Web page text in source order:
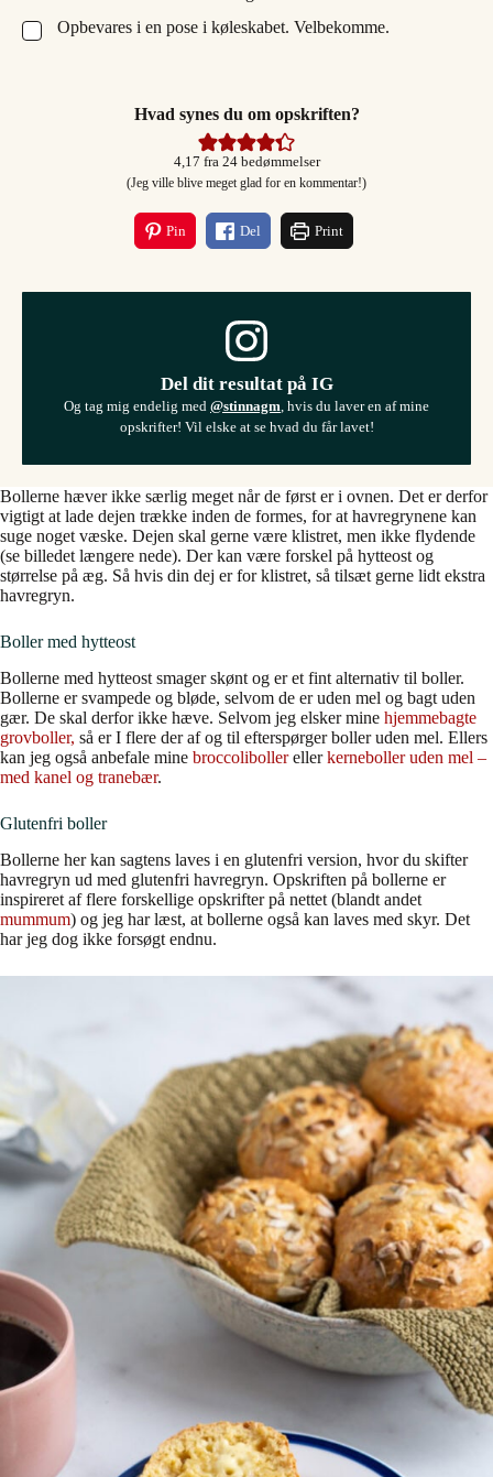
▢
Opbevares i en pose i køleskabet. Velbekomme.
Hvad synes du om opskriften?
4,17 fra 24bedømmelser
(Jeg ville blive meget glad for en kommentar!)
Pin Del Print
Del dit resultat på IG
Og tag mig endelig med @stinnagm, hvis du laver en af mine
opskrifter! Vil elske at se hvad du får lavet!
Bollerne hæver ikke særlig meget når de først er i ovnen. Det er derfor
vigtigt at lade dejen trække inden de formes, for at havregrynene kan
suge noget væske. Dejen skal gerne være klistret, men ikke flydende
(se billedet længere nede). Der kan være forskel på hytteost og
størrelse på æg. Så hvis din dej er for klistret, så tilsæt gerne lidt ekstra
havregryn.
Boller med hytteost
Bollerne med hytteost smager skønt og er et fint alternativ til boller.
Bollerne er svampede og bløde, selvom de er uden mel og bagt uden
gær. De skal derfor ikke hæve. Selvom jeg elsker mine hjemmebagte
grovboller, så er I flere der af og til efterspørger boller uden mel. Ellers
kan jeg også anbefale mine broccolibollerellerkerneboller uden mel –
med kanel og tranebær.
Glutenfri boller
Bollerne her kan sagtens laves i en glutenfri version, hvor du skifter
havregryn ud med glutenfri havregryn. Opskriften på bollerne er
inspireret af flere forskellige opskrifter på nettet (blandt andet
mummum) og jeg har læst, at bollerne også kan laves med skyr. Det
har jeg dog ikke forsøgt endnu.